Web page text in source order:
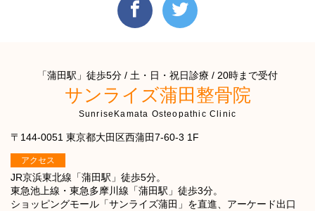
「蒲田駅」徒歩5分 / 土・日・祝日診療 / 20時まで受付
サンライズ蒲田整骨院
SunriseKamata Osteopathic Clinic
〒144-0051 東京都大田区西蒲田7-60-3 1F
アクセス
JR京浜東北線「蒲田駅」徒歩5分。
東急池上線・東急多摩川線「蒲田駅」徒歩3分。
ショッピングモール「サンライズ蒲田」を直進、アーケード出口